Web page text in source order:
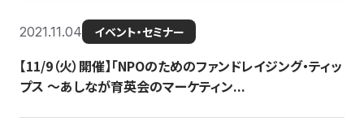
2021.11.04 イベント・セミナー
【11/9（火）開催】「NPOのためのファンドレイジング・ティッ
プス 〜あしなが育英会のマーケティン...